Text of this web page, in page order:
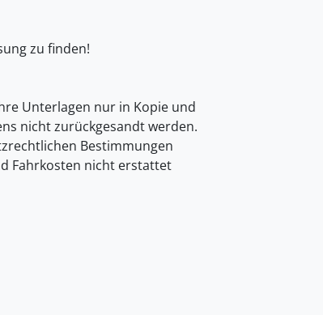
zu finden!
Unterlagen nur in Kopie und
nicht zurückgesandt werden.
Bestimmungen
Fahrkosten nicht erstattet